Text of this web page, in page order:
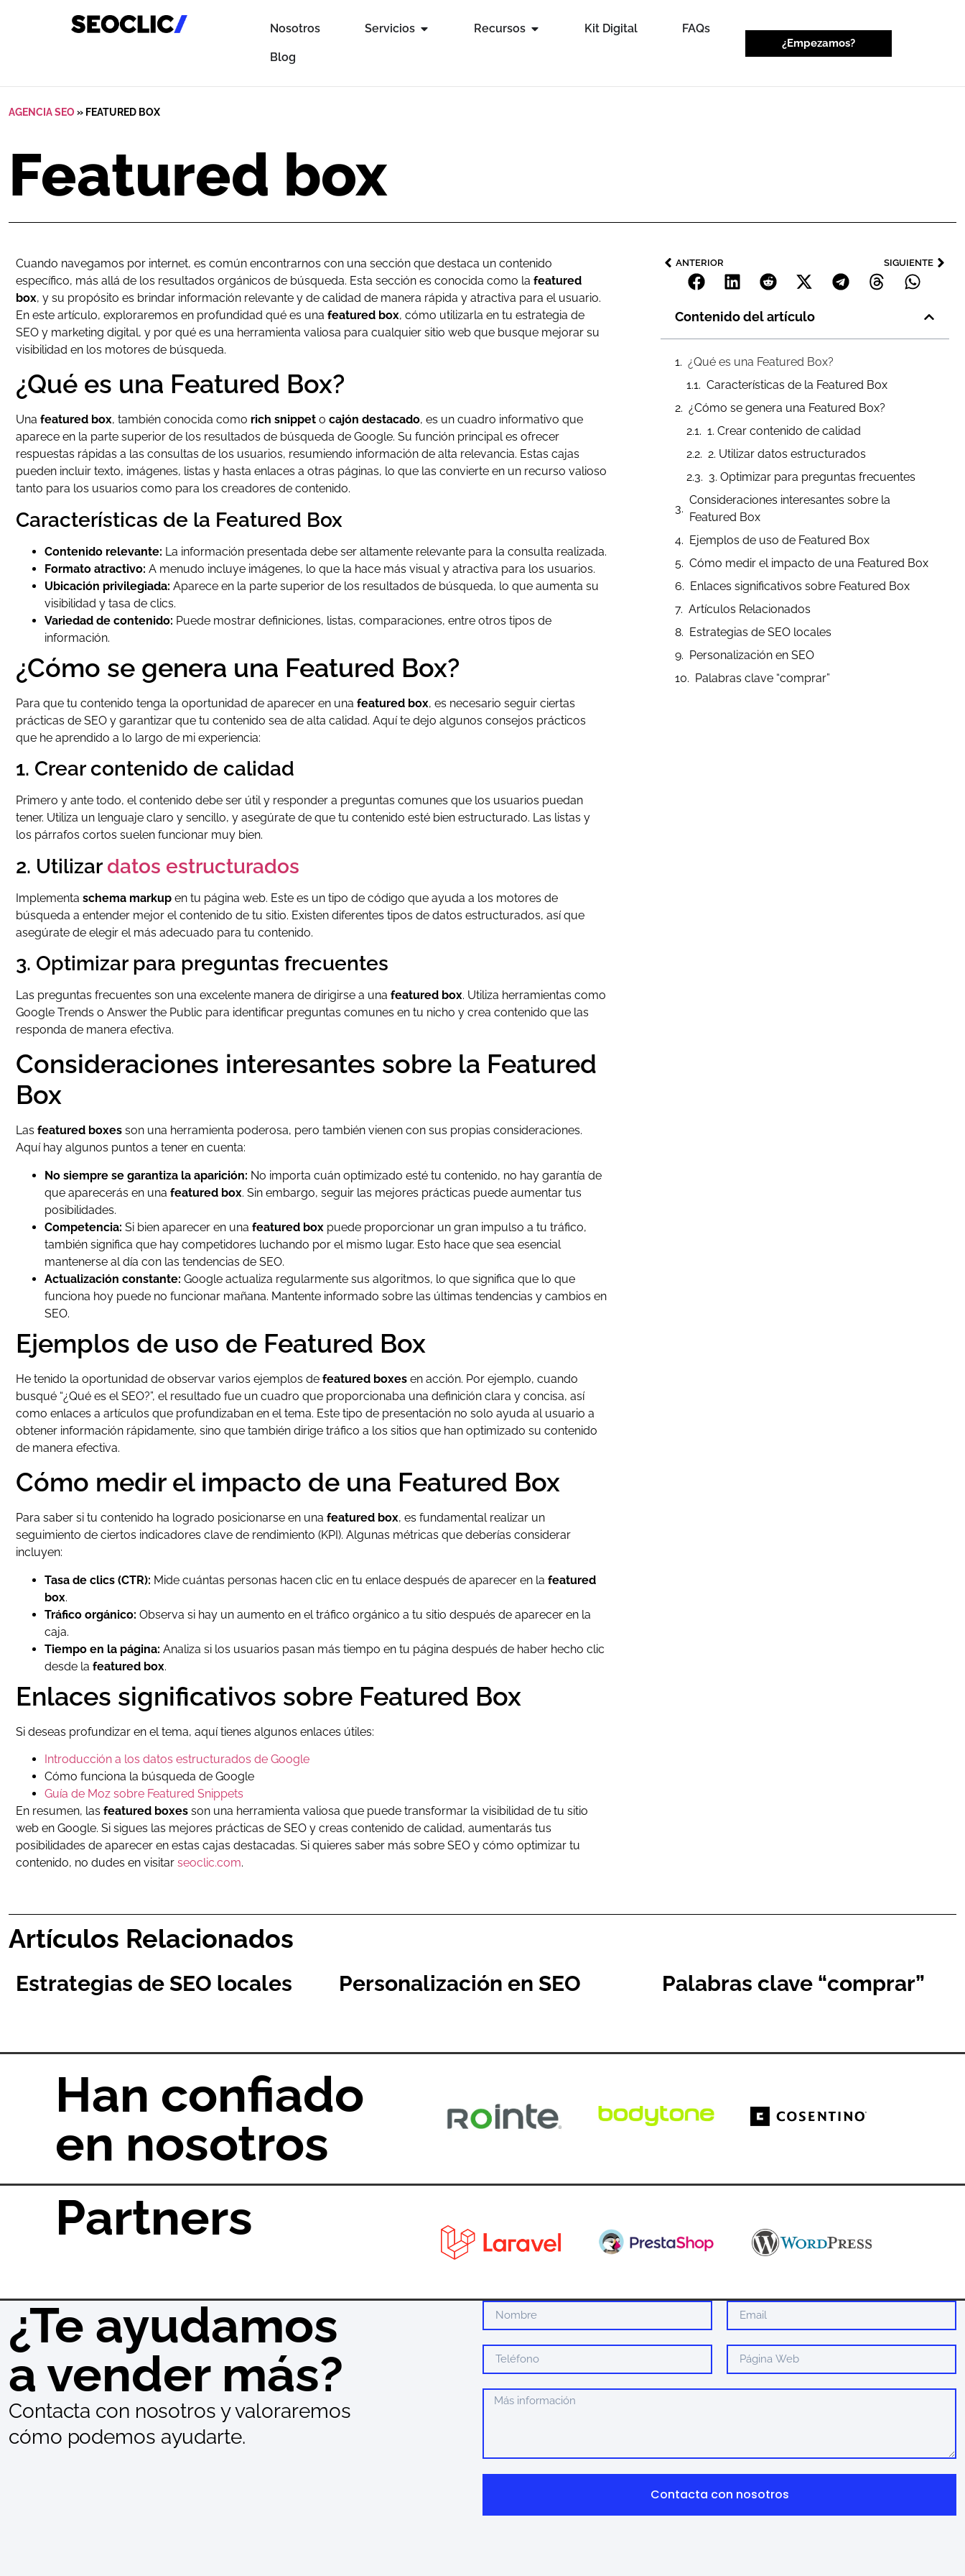
Nosotros Servicios Recursos Kit Digital FAQs
Blog
¿Empezamos?
AGENCIA SEO» FEATURED BOX
Featured box
Cuando navegamos por internet, es común encontrarnos con una sección que destaca un contenido
específico, más allá de los resultados orgánicos de búsqueda. Esta sección es conocida como la featured
box, y su propósito es brindar información relevante y de calidad de manera rápida y atractiva para el usuario.
En este artículo, exploraremos en profundidad qué es una featured box, cómo utilizarla en tu estrategia de
SEO y marketing digital, y por qué es una herramienta valiosa para cualquier sitio web que busque mejorar su
visibilidad en los motores de búsqueda.
¿Qué es una Featured Box?
Una featured box, también conocida como rich snippet o cajón destacado, es un cuadro informativo que
aparece en la parte superior de los resultados de búsqueda de Google. Su función principal es ofrecer
respuestas rápidas a las consultas de los usuarios, resumiendo información de alta relevancia. Estas cajas
pueden incluir texto, imágenes, listas y hasta enlaces a otras páginas, lo que las convierte en un recurso valioso
tanto para los usuarios como para los creadores de contenido.
Características de la Featured Box
Contenido relevante: La información presentada debe ser altamente relevante para la consulta realizada.
Formato atractivo: A menudo incluye imágenes, lo que la hace más visual y atractiva para los usuarios.
Ubicación privilegiada: Aparece en la parte superior de los resultados de búsqueda, lo que aumenta su
visibilidad y tasa de clics.
Variedad de contenido: Puede mostrar definiciones, listas, comparaciones, entre otros tipos de
información.
¿Cómo se genera una Featured Box?
Para que tu contenido tenga la oportunidad de aparecer en una featured box, es necesario seguir ciertas
prácticas de SEO y garantizar que tu contenido sea de alta calidad. Aquí te dejo algunos consejos prácticos
que he aprendido a lo largo de mi experiencia:
1. Crear contenido de calidad
Primero y ante todo, el contenido debe ser útil y responder a preguntas comunes que los usuarios puedan
tener. Utiliza un lenguaje claro y sencillo, y asegúrate de que tu contenido esté bien estructurado. Las listas y
los párrafos cortos suelen funcionar muy bien.
2. Utilizar datos estructurados
Implementa schema markup en tu página web. Este es un tipo de código que ayuda a los motores de
búsqueda a entender mejor el contenido de tu sitio. Existen diferentes tipos de datos estructurados, así que
asegúrate de elegir el más adecuado para tu contenido.
3. Optimizar para preguntas frecuentes
Las preguntas frecuentes son una excelente manera de dirigirse a una featured box. Utiliza herramientas como
Google Trends o Answer the Public para identificar preguntas comunes en tu nicho y crea contenido que las
responda de manera efectiva.
Consideraciones interesantes sobre la Featured
Box
Las featured boxes son una herramienta poderosa, pero también vienen con sus propias consideraciones.
Aquí hay algunos puntos a tener en cuenta:
No siempre se garantiza la aparición: No importa cuán optimizado esté tu contenido, no hay garantía de
que aparecerás en una featured box. Sin embargo, seguir las mejores prácticas puede aumentar tus
posibilidades.
Competencia: Si bien aparecer en una featured box puede proporcionar un gran impulso a tu tráfico,
también significa que hay competidores luchando por el mismo lugar. Esto hace que sea esencial
mantenerse al día con las tendencias de SEO.
Actualización constante: Google actualiza regularmente sus algoritmos, lo que significa que lo que
funciona hoy puede no funcionar mañana. Mantente informado sobre las últimas tendencias y cambios en
SEO.
Ejemplos de uso de Featured Box
He tenido la oportunidad de observar varios ejemplos de featured boxes en acción. Por ejemplo, cuando
busqué “¿Qué es el SEO?”, el resultado fue un cuadro que proporcionaba una definición clara y concisa, así
como enlaces a artículos que profundizaban en el tema. Este tipo de presentación no solo ayuda al usuario a
obtener información rápidamente, sino que también dirige tráfico a los sitios que han optimizado su contenido
de manera efectiva.
Cómo medir el impacto de una Featured Box
Para saber si tu contenido ha logrado posicionarse en una featured box, es fundamental realizar un
seguimiento de ciertos indicadores clave de rendimiento (KPI). Algunas métricas que deberías considerar
incluyen:
Tasa de clics (CTR): Mide cuántas personas hacen clic en tu enlace después de aparecer en la featured
box.
Tráfico orgánico: Observa si hay un aumento en el tráfico orgánico a tu sitio después de aparecer en la
caja.
Tiempo en la página: Analiza si los usuarios pasan más tiempo en tu página después de haber hecho clic
desde la featured box.
Enlaces significativos sobre Featured Box
Si deseas profundizar en el tema, aquí tienes algunos enlaces útiles:
Introducción a los datos estructurados de Google
Cómo funciona la búsqueda de Google
Guía de Moz sobre Featured Snippets
En resumen, las featured boxes son una herramienta valiosa que puede transformar la visibilidad de tu sitio
web en Google. Si sigues las mejores prácticas de SEO y creas contenido de calidad, aumentarás tus
posibilidades de aparecer en estas cajas destacadas. Si quieres saber más sobre SEO y cómo optimizar tu
contenido, no dudes en visitar seoclic.com.
ANTERIOR SIGUIENTE
Contenido del artículo
¿Qué es una Featured Box?
Características de la Featured Box
¿Cómo se genera una Featured Box?
1. Crear contenido de calidad
2. Utilizar datos estructurados
3. Optimizar para preguntas frecuentes
Consideraciones interesantes sobre la
Featured Box
Ejemplos de uso de Featured Box
Cómo medir el impacto de una Featured Box
Enlaces significativos sobre Featured Box
Artículos Relacionados
Estrategias de SEO locales
Personalización en SEO
Palabras clave “comprar”
Artículos Relacionados
Estrategias de SEO locales Personalización en SEO Palabras clave “comprar”
Han confiado
en nosotros
Partners
¿Te ayudamos
a vender más?
Contacta con nosotros y valoraremos
cómo podemos ayudarte.
Contacta con nosotros